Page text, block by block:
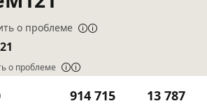
о проблеме
о проблеме
914 715 13 787